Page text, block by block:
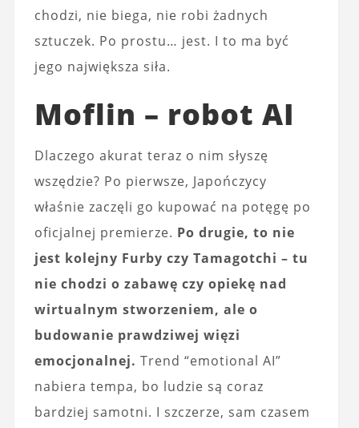
chodzi, nie biega, nie robi żadnych
sztuczek. Po prostu… jest. I to ma być
jego największa siła.
Moflin – robot AI
Dlaczego akurat teraz o nim słyszę
wszędzie? Po pierwsze, Japończycy
właśnie zaczęli go kupować na potęgę po
oficjalnej premierze. Po drugie, to nie
jest kolejny Furby czy Tamagotchi – tu
nie chodzi o zabawę czy opiekę nad
wirtualnym stworzeniem, ale o
budowanie prawdziwej więzi
emocjonalnej. Trend “emotional AI”
nabiera tempa, bo ludzie są coraz
bardziej samotni. I szczerze, sam czasem